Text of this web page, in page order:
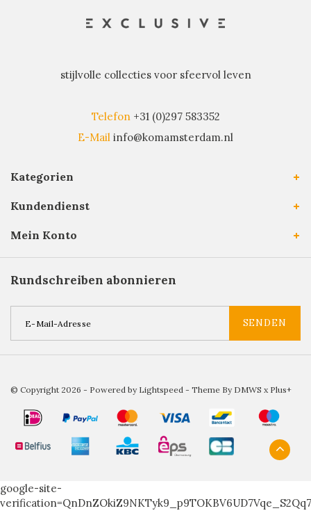
stijlvolle collecties voor sfeervol leven
Telefon +31 (0)297 583352
E-Mail info@komamsterdam.nl
Kategorien
Kundendienst
Mein Konto
Rundschreiben abonnieren
SENDEN
© Copyright 2026 - Powered by Lightspeed - Theme By DMWS x Plus+
google-site-